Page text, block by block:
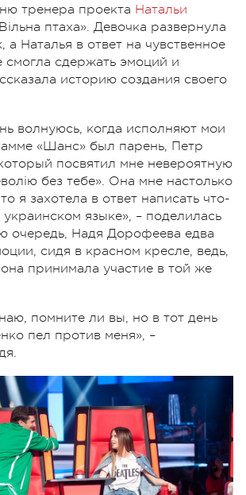
тренера проекта Натальи
птаха». Девочка развернула
а Наталья в ответ на чувственное
смогла сдержать эмоций и
историю создания своего
волнуюсь, когда исполняют мои
«Шанс» был парень, Петр
посвятил мне невероятную
без тебе». Она мне настолько
я захотела в ответ написать что-
языке», – поделилась
очередь, Надя Дорофеева едва
сидя в красном кресле, ведь,
она принимала участие в той же
помните ли вы, но в тот день
пел против меня», –